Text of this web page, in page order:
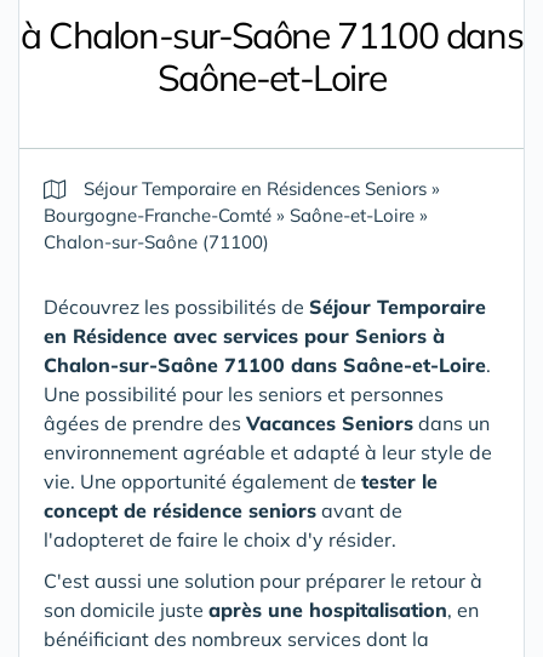
à Chalon-sur-Saône 71100 dans
Saône-et-Loire
Séjour Temporaire en Résidences Seniors »
Bourgogne-Franche-Comté » Saône-et-Loire »
Chalon-sur-Saône (71100)
Découvrez les possibilités de Séjour Temporaire
en Résidence avec services pour Seniors à
Chalon-sur-Saône 71100 dans Saône-et-Loire.
Une possibilité pour les seniors et personnes
âgées de prendre des Vacances Seniors dans un
environnement agréable et adapté à leur style de
vie. Une opportunité également de tester le
concept de résidence seniors avant de
l'adopteret de faire le choix d'y résider.
C'est aussi une solution pour préparer le retour à
son domicile juste après une hospitalisation, en
bénéificiant des nombreux services dont la